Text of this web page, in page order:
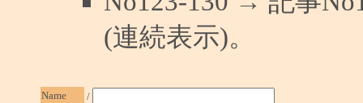
(連続表示)。
Name
/